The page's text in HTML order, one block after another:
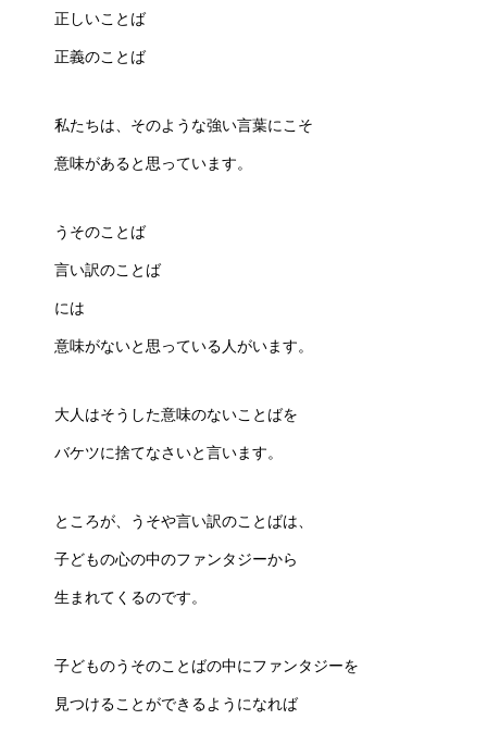
正しいことば
正義のことば
私たちは、そのような強い言葉にこそ
意味があると思っています。
うそのことば
言い訳のことば
には
意味がないと思っている人がいます。
大人はそうした意味のないことばを
バケツに捨てなさいと言います。
ところが、うそや言い訳のことばは、
子どもの心の中のファンタジーから
生まれてくるのです。
子どものうそのことばの中にファンタジーを
見つけることができるようになれば